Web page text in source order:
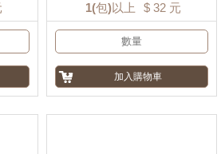
1(包)以上 $ 32 元